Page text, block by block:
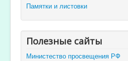
Памятки и листовки
Полезные сайты
Министество просвещения РФ